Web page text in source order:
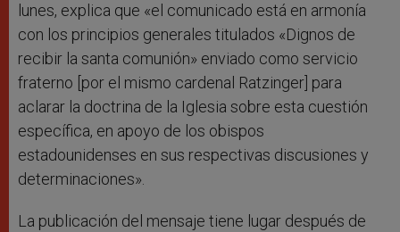
lunes, explica que «el comunicado está en armonía
con los principios generales titulados «Dignos de
recibir la santa comunión» enviado como servicio
fraterno [por el mismo cardenal Ratzinger] para
aclarar la doctrina de la Iglesia sobre esta cuestión
específica, en apoyo de los obispos
estadounidenses en sus respectivas discusiones y
determinaciones».
La publicación del mensaje tiene lugar después de